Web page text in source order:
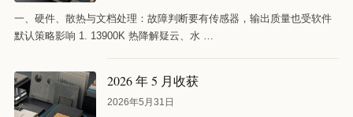
一、硬件、散热与文档处理：故障判断要有传感器，输出质量也受软件
默认策略影响 1. 13900K 热降解疑云、水 …
2026 年 5 月收获
2026年5月31日